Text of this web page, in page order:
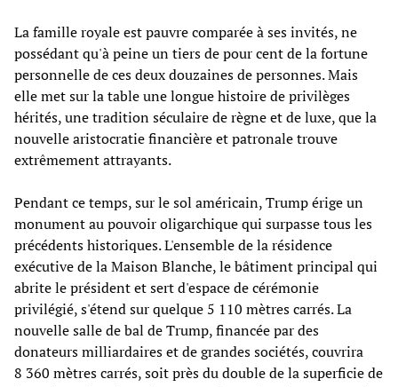
La famille royale est pauvre comparée à ses invités, ne
possédant qu'à peine un tiers de pour cent de la fortune
personnelle de ces deux douzaines de personnes. Mais
elle met sur la table une longue histoire de privilèges
hérités, une tradition séculaire de règne et de luxe, que la
nouvelle aristocratie financière et patronale trouve
extrêmement attrayants.
Pendant ce temps, sur le sol américain, Trump érige un
monument au pouvoir oligarchique qui surpasse tous les
précédents historiques. L'ensemble de la résidence
exécutive de la Maison Blanche, le bâtiment principal qui
abrite le président et sert d'espace de cérémonie
privilégié, s'étend sur quelque 5 110 mètres carrés. La
nouvelle salle de bal de Trump, financée par des
donateurs milliardaires et de grandes sociétés, couvrira
8 360 mètres carrés, soit près du double de la superficie de